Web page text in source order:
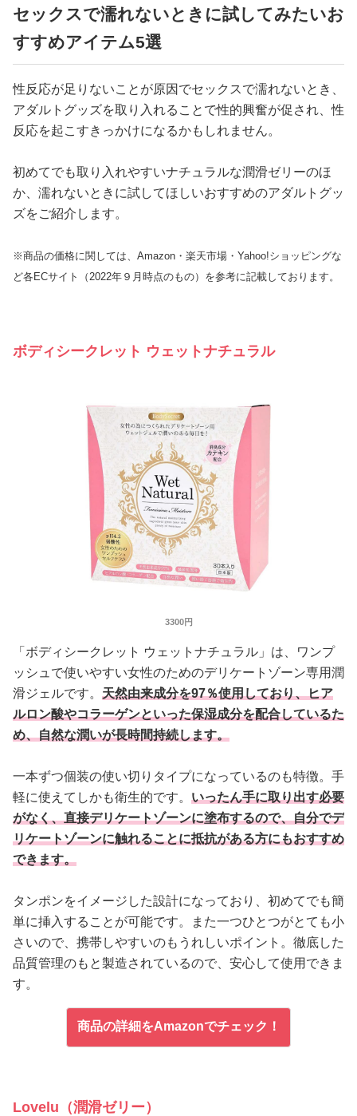
セックスで濡れないときに試してみたいお
すすめアイテム5選
性反応が足りないことが原因でセックスで濡れないとき、
アダルトグッズを取り入れることで性的興奮が促され、性
反応を起こすきっかけになるかもしれません。
初めてでも取り入れやすいナチュラルな潤滑ゼリーのほ
か、濡れないときに試してほしいおすすめのアダルトグッ
ズをご紹介します。
※商品の価格に関しては、Amazon・楽天市場・Yahoo!ショッピングな
ど各ECサイト（2022年９月時点のもの）を参考に記載しております。
ボディシークレット ウェットナチュラル
3300円
「ボディシークレット ウェットナチュラル」は、ワンプ
ッシュで使いやすい女性のためのデリケートゾーン専用潤
滑ジェルです。 天然由来成分を97％使用しており、ヒア
ルロン酸やコラーゲンといった保湿成分を配合しているた
め、自然な潤いが長時間持続します。
一本ずつ個装の使い切りタイプになっているのも特徴。手
軽に使えてしかも衛生的です。 いったん手に取り出す必要
がなく、直接デリケートゾーンに塗布するので、自分でデ
リケートゾーンに触れることに抵抗がある方にもおすすめ
できます。
タンポンをイメージした設計になっており、初めてでも簡
単に挿入することが可能です。また一つひとつがとても小
さいので、携帯しやすいのもうれしいポイント。徹底した
品質管理のもと製造されているので、安心して使用できま
す。
商品の詳細をAmazonでチェック！
Lovelu（潤滑ゼリー）